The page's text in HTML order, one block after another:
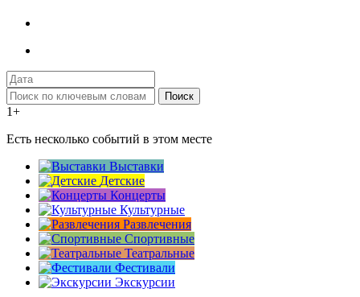
Поиск
1+
Есть несколько событий в этом месте
Выставки
Детские
Концерты
Культурные
Развлечения
Спортивные
Театральные
Фестивали
Экскурсии